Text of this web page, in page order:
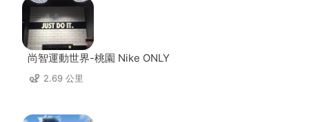
尚智運動世界-桃園 Nike ONLY
2.69 公里